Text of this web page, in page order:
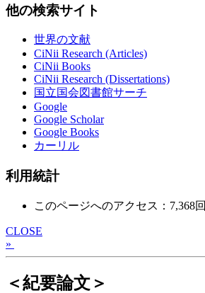
他の検索サイト
世界の文献
CiNii Research (Articles)
CiNii Books
CiNii Research (Dissertations)
国立国会図書館サーチ
Google
Google Scholar
Google Books
カーリル
利用統計
このページへのアクセス：7,368回
CLOSE
»
＜紀要論文＞